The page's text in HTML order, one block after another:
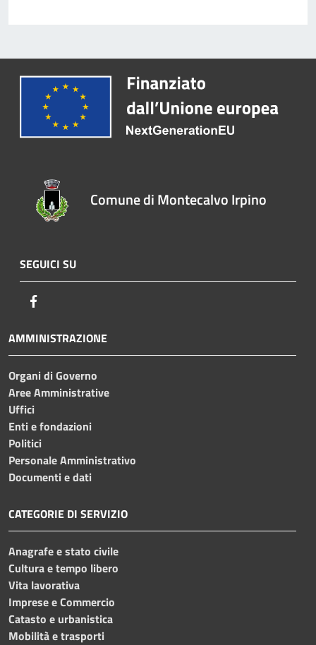
Comune di Montecalvo Irpino
SEGUICI SU
AMMINISTRAZIONE
Organi di Governo
Aree Amministrative
Uffici
Enti e fondazioni
Politici
Personale Amministrativo
Documenti e dati
CATEGORIE DI SERVIZIO
Anagrafe e stato civile
Cultura e tempo libero
Vita lavorativa
Imprese e Commercio
Catasto e urbanistica
Mobilità e trasporti